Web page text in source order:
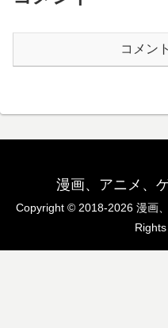
コメン
漫画、アニメ、
Copyright © 2018-2026 漫画